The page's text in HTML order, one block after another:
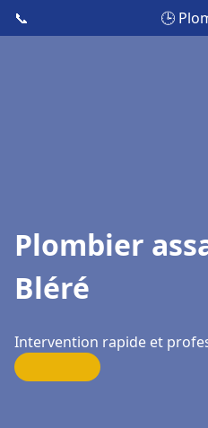
📞 🕒
Plombier
Bléré
Intervention rapide et